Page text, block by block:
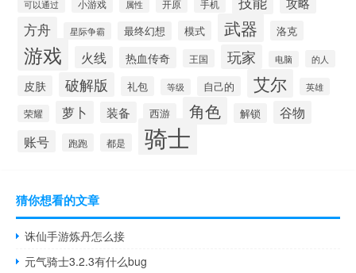
可以通过 小游戏 属性 开原 手机
方舟 星际争霸 最终幻想 模式 武器 洛克
游戏 火线 热血传奇 王国 玩家 电脑 的人
皮肤 破解版 礼包 等级 自己的 艾尔 英雄
荣耀 萝卜 装备 西游 角色 解锁 谷物
账号 跑跑 都是 骑士
猜你想看的文章
诛仙手游炼丹怎么接
元气骑士3.2.3有什么bug